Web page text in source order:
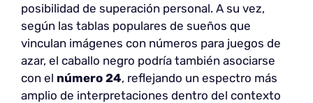
posibilidad de superación personal. A su vez,
según las tablas populares de sueños que
vinculan imágenes con números para juegos de
azar, el caballo negro podría también asociarse
con el número 24, reflejando un espectro más
amplio de interpretaciones dentro del contexto